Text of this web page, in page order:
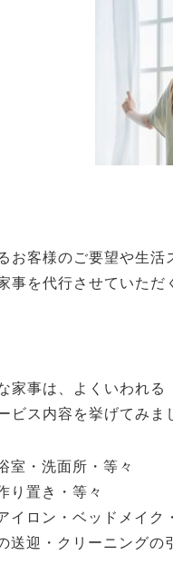
お客様のご要望や生
を代行させていただ
事は、よくいわれ
ビス内容を挙げてみま
室・洗面所・等々
り置き・等々
イロン・ベッドメイク
送迎・クリーニングの